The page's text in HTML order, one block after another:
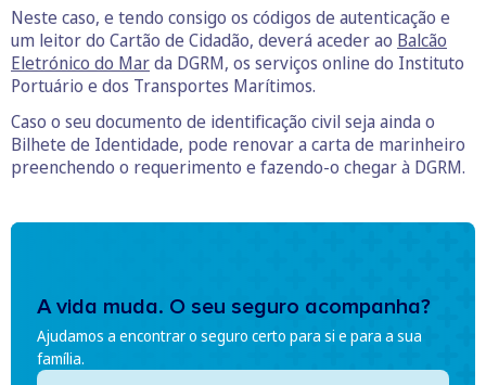
Neste caso, e tendo consigo os códigos de autenticação e
um leitor do Cartão de Cidadão, deverá aceder ao Balcão
Eletrónico do Marda DGRM, os serviços online do Instituto
Portuário e dos Transportes Marítimos.
Caso o seu documento de identificação civil seja ainda o
Bilhete de Identidade, pode renovar a carta de marinheiro
preenchendo o requerimento e fazendo-o chegar à DGRM.
A vida muda. O seu seguro acompanha?
Ajudamos a encontrar o seguro certo para si e para a sua
família.